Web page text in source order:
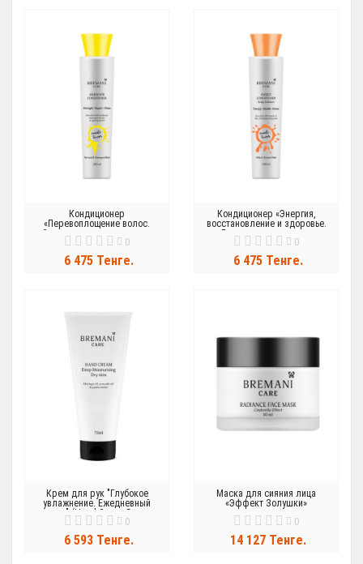
Кондиционер
«Перевоплощение волос.
Сила, сияние и гладкость»
0
6 475 Тенге.
Кондиционер «Энергия,
восстановление и здоровье.
Баланс кожи головы»
0
6 475 Тенге.
Крем для рук "Глубокое
увлажнение. Ежедневный
уход" (Hand Cream Deep
Hydration)
0
6 593 Тенге.
Маска для сияния лица
«Эффект Золушки»
0
14 127 Тенге.